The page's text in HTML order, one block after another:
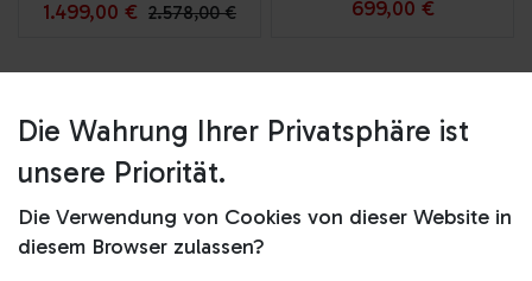
1.499,00 € 2.578,00€ 699,00 €
Informatio​​nen
Impressum
Die Wahrung Ihrer Privatsphäre ist
unsere Priorität.
Die Verwendung von Cookies von dieser Website in
diesem Browser zulassen?